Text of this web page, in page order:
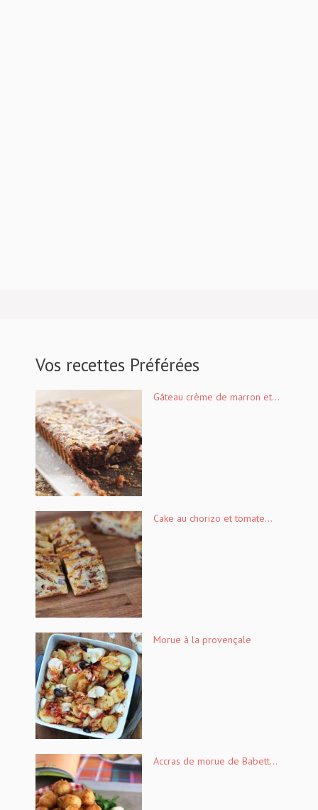
Vos recettes Préférées
Gâteau crème de marron et...
Cake au chorizo et tomate...
Morue à la provençale
Accras de morue de Babett...